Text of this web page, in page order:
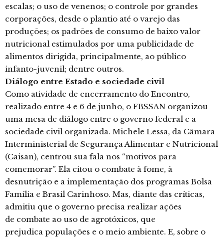
escalas; o uso de venenos; o controle por grandes
corporações, desde o plantio até o varejo das
produções; os padrões de consumo de baixo valor
nutricional estimulados por uma publicidade de
alimentos dirigida, principalmente, ao público
infanto-juvenil; dentre outros.
Diálogo entre Estado e sociedade civil
Como atividade de encerramento do Encontro,
realizado entre 4 e 6 de junho, o FBSSAN organizou
uma mesa de diálogo entre o governo federal e a
sociedade civil organizada. Michele Lessa, da Câmara
Interministerial de Segurança Alimentar e Nutricional
(Caisan), centrou sua fala nos “motivos para
comemorar”. Ela citou o combate à fome, à
desnutrição e a implementação dos programas Bolsa
Família e Brasil Carinhoso. Mas, diante das críticas,
admitiu que o governo precisa realizar ações
de combate ao uso de agrotóxicos, que
prejudica populações e o meio ambiente. E, sobre o